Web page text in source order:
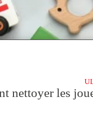
nettoyer les